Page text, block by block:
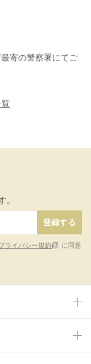
寄の警察署にてご
。
登録する
ライバシー規約
に同意